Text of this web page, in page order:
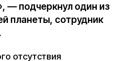
подчеркнул один из
планеты, сотрудник
отсутствия